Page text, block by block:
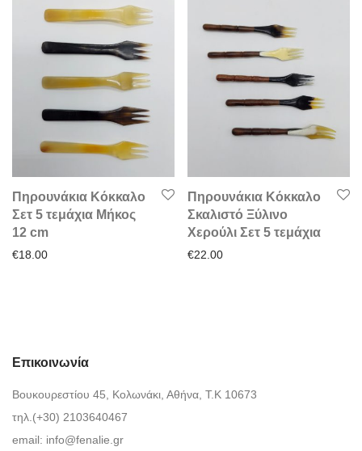
Πηρουνάκια Κόκκαλο
Σετ 5 τεμάχια Μήκος
12 cm
€18.00
Πηρουνάκια Κόκκαλο
Σκαλιστό Ξύλινο
Χερούλι Σετ 5 τεμάχια
€22.00
Επικοινωνία
Βουκουρεστίου 45, Κολωνάκι, Αθήνα, Τ.Κ 10673
τηλ.(+30) 2103640467
email: info@fenalie.gr